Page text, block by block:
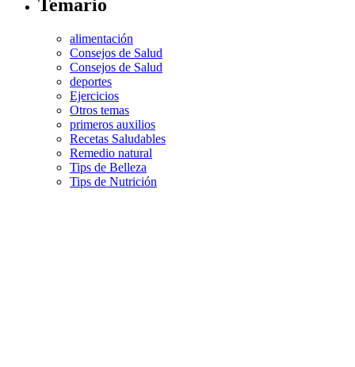
Temario
alimentación
Consejos de Salud
Consejos de Salud
deportes
Ejercicios
Otros temas
primeros auxilios
Recetas Saludables
Remedio natural
Tips de Belleza
Tips de Nutrición